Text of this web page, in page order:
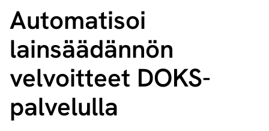
Automatisoi
lainsäädännön
velvoitteet DOKS-
palvelulla